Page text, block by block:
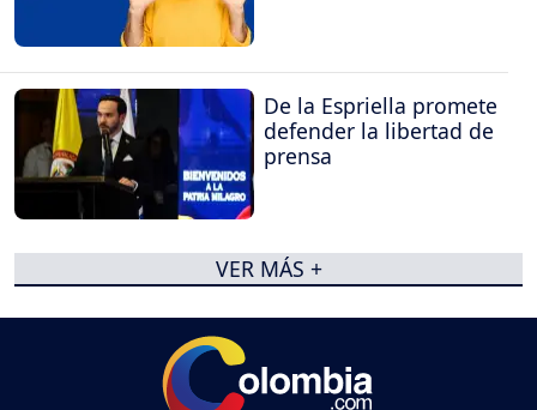
De la Espriella promete
defender la libertad de
prensa
VER MÁS +